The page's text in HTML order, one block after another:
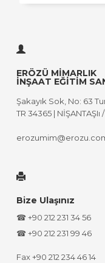
ERÖZÜ MİMARLIK
İNŞAAT EĞİTİM
Şakayık Sok, No: 63
TR 34365 |
Bize Ulaşınız
☎ +90 212 231 34 56
☎ +90 212 231 99 46
Fax +90 212 234 46 14